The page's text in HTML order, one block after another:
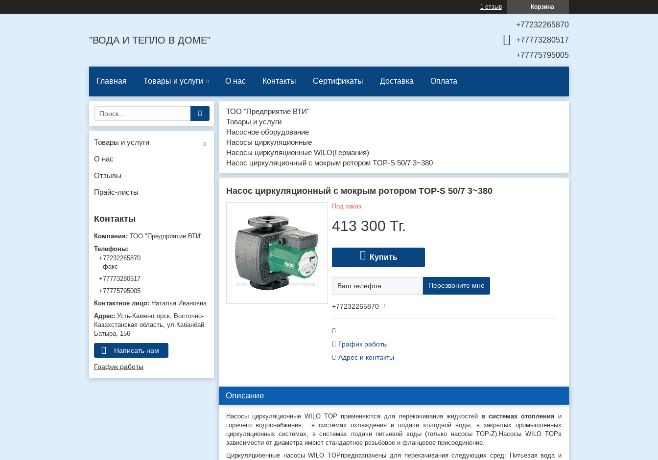
Корзина
1 отзыв
"ВОДА И ТЕПЛО В ДОМЕ"
+77232265870
+77773280517
+77775795005
Главная Товары и услуги О нас Контакты Сертификаты Доставка Оплата
ТОО "Предприятие ВТИ"
Товары и услуги
Насосное оборудование
Насосы циркуляционные
Насосы циркуляционные WILO(Германия)
Насос циркуляционный с мокрым ротором TOP-S 50/7 3~380
Насос циркуляционный с мокрым ротором TOP-S 50/7 3~380
Под заказ
413 300 Тг.
Купить
Перезвоните мне
+77232265870
График работы
Адрес и контакты
Описание
Насосы циркуляционные WILO TOP применяются для перекачивания жидкостей в системах отопления и
горячего водоснабжения, в системах охлаждения и подачи холодной воды, в закрытых промышленных
циркуляционных системах, в системах подачи питьевой воды (только насосы TOP-Z).Насосы WILO TOPв
зависимости от диаметра имеют стандартное резьбовое и фланцевое присоединение.
Циркуляциоенные насосы WILO TOPпредназначены для перекачивания следующих сред: Питьевая вода и
Товары и услуги
О нас
Отзывы
Прайс-листы
ТОО "Предприятие ВТИ"
+77232265870
факс
+77773280517
+77775795005
Наталья Ивановна
Усть-Каменогорск
Восточно-
Казахстанская область ул.Кабанбай
Батыра, 156
Написать нам
График работы